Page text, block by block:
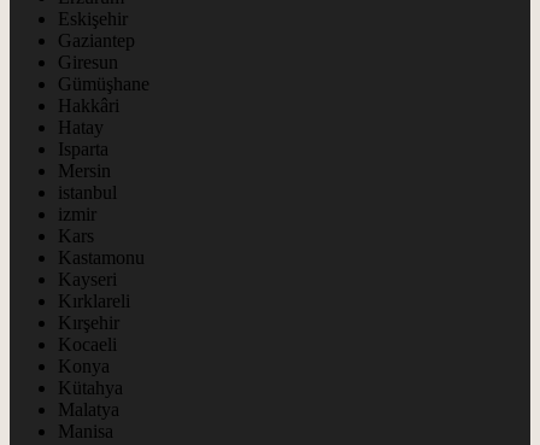
Eskişehir
Gaziantep
Giresun
Gümüşhane
Hakkâri
Hatay
Isparta
Mersin
istanbul
izmir
Kars
Kastamonu
Kayseri
Kırklareli
Kırşehir
Kocaeli
Konya
Kütahya
Malatya
Manisa